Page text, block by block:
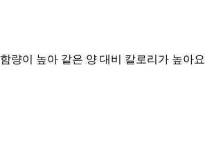
량이 높아 같은 양 대비 칼로리가 높아요